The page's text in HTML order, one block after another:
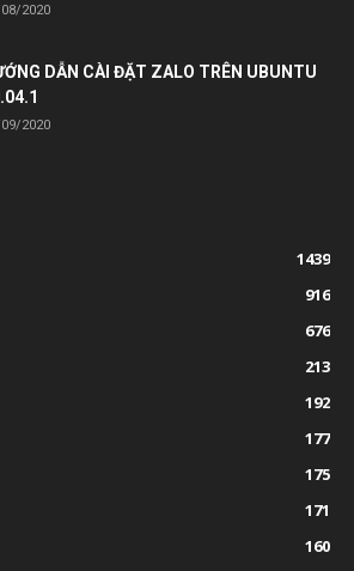
2020
DẪN CÀI ĐẶT ZALO TRÊN UBUNTU
2020
1439
916
676
213
192
177
175
171
160